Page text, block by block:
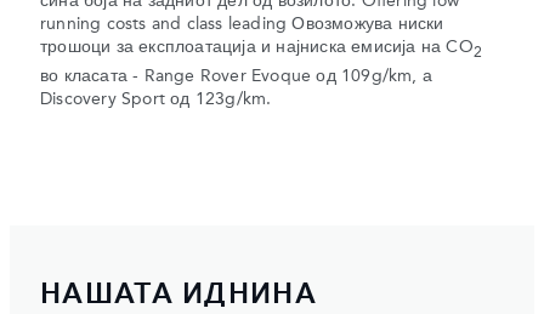
running costs and class leading Овозможува ниски
трошоци за експлоатација и најниска емисија на CO2
во класата - Range Rover Evoque од 109g/km, а
Discovery Sport од 123g/km.
НАШАТА ИДНИНА